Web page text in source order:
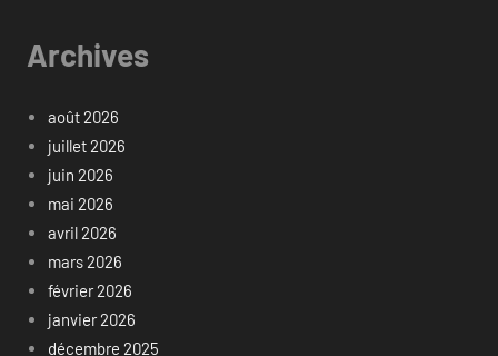
Archives
août 2026
juillet 2026
juin 2026
mai 2026
avril 2026
mars 2026
février 2026
janvier 2026
décembre 2025